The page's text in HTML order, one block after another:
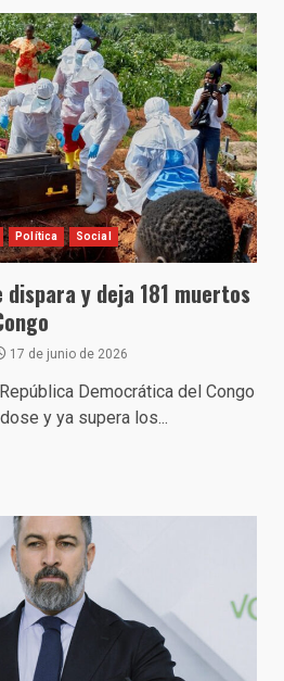
Política Social
y deja 181 muertos
17 de junio de 2026
Democrática del Congo
y ya supera los...